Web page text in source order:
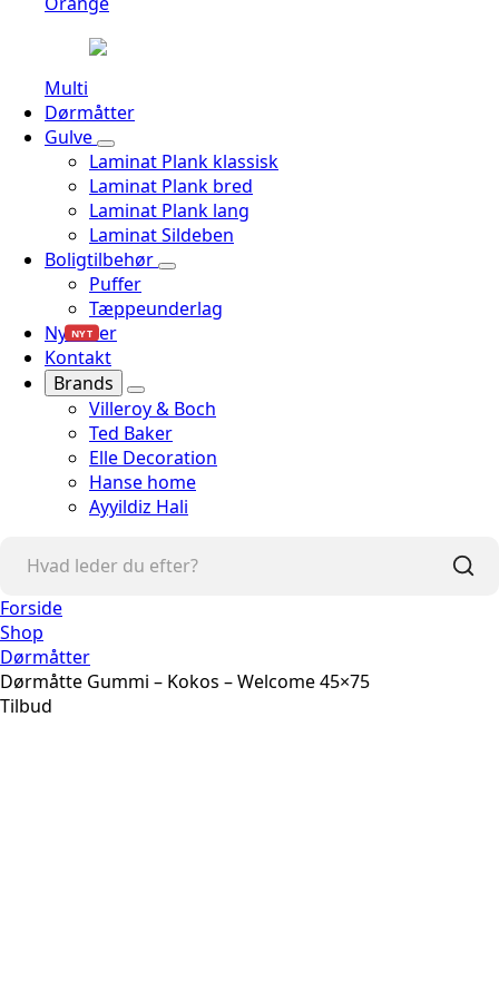
Multi
Dørmåtter
Gulve
Laminat Plank klassisk
Laminat Plank bred
Laminat Plank lang
Laminat Sildeben
Boligtilbehør
Puffer
Tæppeunderlag
Nyheder
NYT
Kontakt
Brands
Villeroy & Boch
Ted Baker
Elle Decoration
Hanse home
Ayyildiz Hali
Forside
Shop
Dørmåtter
Dørmåtte Gummi – Kokos – Welcome 45×75
Tilbud